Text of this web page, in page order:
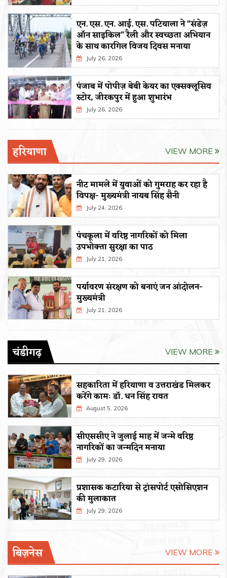
एन. एस. एन. आई. एस. पटियाला ने “संडेज़
ऑन साइकिल” रैली और स्वच्छता अभियान
के साथ कारगिल विजय दिवस मनाया
July 26, 2026
पंजाब में पोपीज़ बेबी केयर का एक्सक्लूसिव
स्टोर, जीरकपुर में हुआ शुभारंभ
July 26, 2026
हरियाणा VIEW MORE
नीट मामले में युवाओं को गुमराह कर रहा है
विपक्ष- मुख्यमंत्री नायब सिंह सैनी
July 24, 2026
पंचकूला में वरिष्ठ नागरिकों को मिला
उपभोक्ता सुरक्षा का पाठ
July 21, 2026
पर्यावरण संरक्षण को बनाएं जन आंदोलन-
मुख्यमंत्री
July 21, 2026
चंडीगढ़ VIEW MORE
सहकारिता में हरियाणा व उत्तराखंड मिलकर
करेंगे कामः डाॅ. धन सिंह रावत
August 5, 2026
सीएससीए ने जुलाई माह में जन्मे वरिष्ठ
नागरिकों का जन्मदिन मनाया
July 29, 2026
प्रशासक कटारिया से ट्रांसपोर्ट एसोसिएशन
की मुलाकात
July 29, 2026
बिज़नेस VIEW MORE